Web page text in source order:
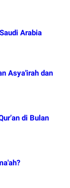
Arabia
Asya'irah dan
di Bulan